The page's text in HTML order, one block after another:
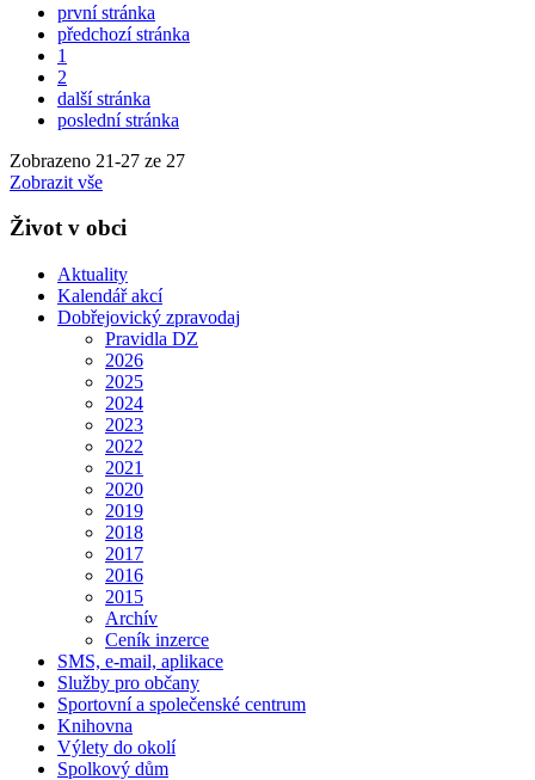
první stránka
předchozí stránka
1
2
další stránka
poslední stránka
Zobrazeno 21-27 ze 27
Zobrazit vše
Život v obci
Aktuality
Kalendář akcí
Dobřejovický zpravodaj
Pravidla DZ
2026
2025
2024
2023
2022
2021
2020
2019
2018
2017
2016
2015
Archív
Ceník inzerce
SMS, e-mail, aplikace
Služby pro občany
Sportovní a společenské centrum
Knihovna
Výlety do okolí
Spolkový dům